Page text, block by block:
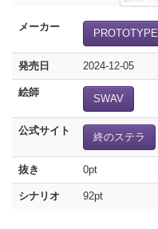
メーカー
PROTOTYPE
発売日 2024-12-05
絵師
SWAV
公式サイト
終のステラ
抜き 0pt
シナリオ 92pt